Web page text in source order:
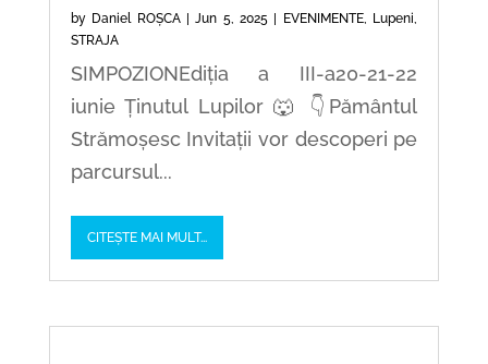
by Daniel ROȘCA|Jun 5, 2025 | EVENIMENTE, Lupeni
STRAJA
SIMPOZIONEdiția a III-a20-21-22
iunie Ținutul Lupilor 🐺 👇Pământul
Strămoșesc Invitații vor descoperi pe
parcursul...
CITEȘTE MAI MULT...